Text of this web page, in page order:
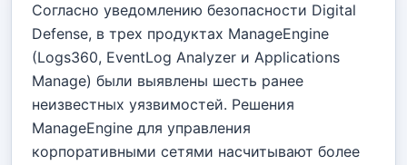
Согласно уведомлению безопасности Digital
Defense, в трех продуктах ManageEngine
(Logs360, EventLog Analyzer и Applications
Manage) были выявлены шесть ранее
неизвестных уязвимостей. Решения
ManageEngine для управления
корпоративными сетями насчитывают более